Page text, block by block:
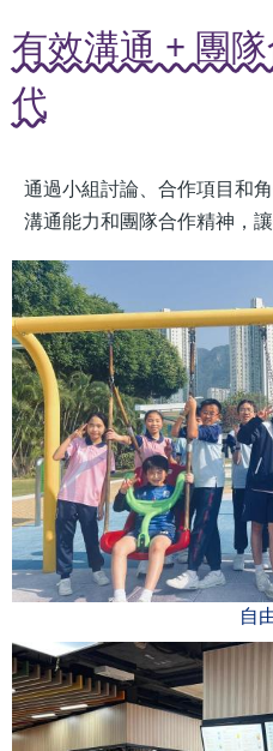
有效溝通 + 團
代
通過小組討論、合作項目和
溝通能力和團隊合作精神，
自